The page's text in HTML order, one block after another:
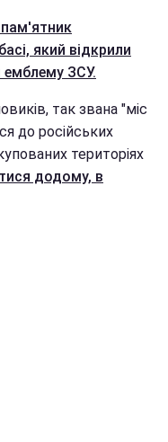
який відкрили
емблему ЗСУ.
так звана "міс
до російських
територіях
додому, в